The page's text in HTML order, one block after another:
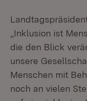
„Inklusion ist
die den Blick
unsere
Menschen mit
noch an vielen